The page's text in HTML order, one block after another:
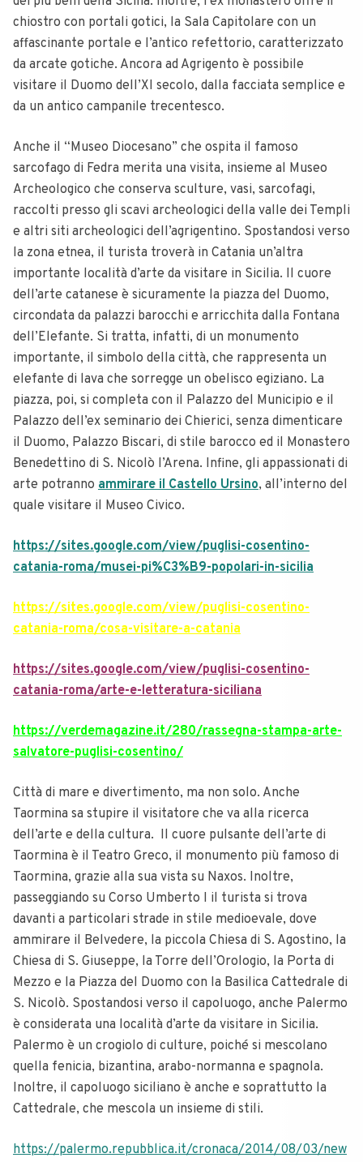
chiostro con portali gotici, la Sala Capitolare con un
affascinante portale e l’antico refettorio, caratterizzato
da arcate gotiche. Ancora ad Agrigento è possibile
visitare il Duomo dell’XI secolo, dalla facciata semplice e
da un antico campanile trecentesco.
Anche il “Museo Diocesano” che ospita il famoso
sarcofago di Fedra merita una visita, insieme al Museo
Archeologico che conserva sculture, vasi, sarcofagi,
raccolti presso gli scavi archeologici della valle dei Templi
e altri siti archeologici dell’agrigentino. Spostandosi verso
la zona etnea, il turista troverà in Catania un’altra
importante località d’arte da visitare in Sicilia. Il cuore
dell’arte catanese è sicuramente la piazza del Duomo,
circondata da palazzi barocchi e arricchita dalla Fontana
dell’Elefante. Si tratta, infatti, di un monumento
importante, il simbolo della città, che rappresenta un
elefante di lava che sorregge un obelisco egiziano. La
piazza, poi, si completa con il Palazzo del Municipio e il
Palazzo dell’ex seminario dei Chierici, senza dimenticare
il Duomo, Palazzo Biscari, di stile barocco ed il Monastero
Benedettino di S. Nicolò l’Arena. Infine, gli appassionati di
arte potranno ammirare il Castello Ursino, all’interno del
quale visitare il Museo Civico.
https://sites.google.com/view/puglisi-cosentino-
catania-roma/musei-pi%C3%B9-popolari-in-sicilia
https://sites.google.com/view/puglisi-cosentino-
catania-roma/cosa-visitare-a-catania
https://sites.google.com/view/puglisi-cosentino-
catania-roma/arte-e-letteratura-siciliana
https://verdemagazine.it/280/rassegna-stampa-arte-
salvatore-puglisi-cosentino/
Città di mare e divertimento, ma non solo. Anche
Taormina sa stupire il visitatore che va alla ricerca
dell’arte e della cultura. Il cuore pulsante dell’arte di
Taormina è il Teatro Greco, il monumento più famoso di
Taormina, grazie alla sua vista su Naxos. Inoltre,
passeggiando su Corso Umberto I il turista si trova
davanti a particolari strade in stile medioevale, dove
ammirare il Belvedere, la piccola Chiesa di S. Agostino, la
Chiesa di S. Giuseppe, la Torre dell’Orologio, la Porta di
Mezzo e la Piazza del Duomo con la Basilica Cattedrale di
S. Nicolò. Spostandosi verso il capoluogo, anche Palermo
è considerata una località d’arte da visitare in Sicilia.
Palermo è un crogiolo di culture, poiché si mescolano
quella fenicia, bizantina, arabo-normanna e spagnola.
Inoltre, il capoluogo siciliano è anche e soprattutto la
Cattedrale, che mescola un insieme di stili.
https://palermo.repubblica.it/cronaca/2014/08/03/new